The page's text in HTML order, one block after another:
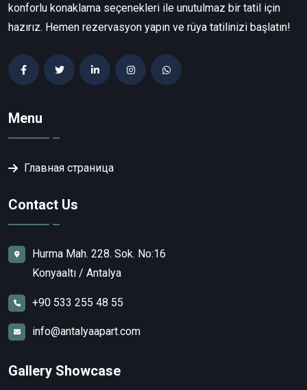
konforlu konaklama seçenekleri ile unutulmaz bir tatil için
hazırız. Hemen rezervasyon yapın ve rüya tatilinizi başlatın!
Menu
Главная страница
Contact Us
Hurma Mah. 228. Sok. No:16
Konyaaltı / Antalya
+90 533 255 48 55
info@antalyaapart.com
Gallery Showcase